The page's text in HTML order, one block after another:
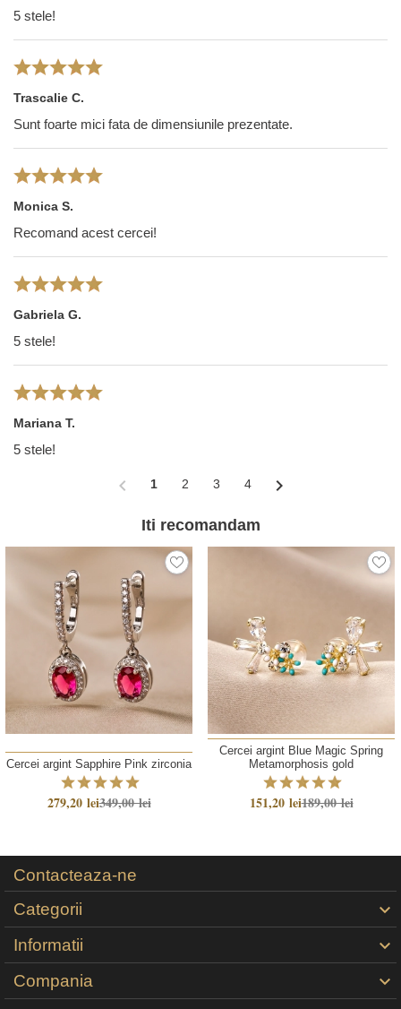
5 stele!
Trascalie C.
Sunt foarte mici fata de dimensiunile prezentate.
Monica S.
Recomand acest cercei!
Gabriela G.
5 stele!
Mariana T.
5 stele!
chevron_left 1 2 3 4 chevron_right
Iti recomandam
Cercei argint Sapphire Pink zirconia
279,20 lei349,00 lei
Cercei argint Blue Magic Spring
Metamorphosis gold
151,20 lei189,00 lei
Contacteaza-ne
Categorii

Informatii 
Compania 